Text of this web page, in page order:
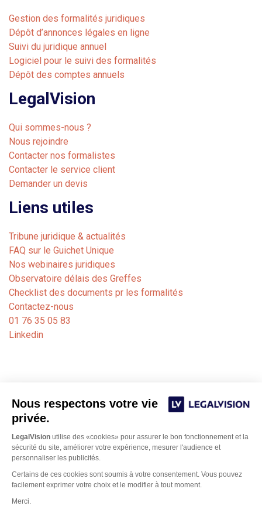
Nous respectons votre vie
privée.
LegalVision utilise des «cookies» pour assurer le bon fonctionnement et la
sécurité du site, améliorer votre expérience, mesurer l'audience et
personnaliser les publicités.
Certains de ces cookies sont soumis à votre consentement. Vous pouvez
facilement exprimer votre choix et le modifier à tout moment.
Merci.
Gestion des formalités juridiques
Dépôt d’annonces légales en ligne
Suivi du juridique annuel
Logiciel pour le suivi des formalités
Dépôt des comptes annuels
LegalVision
Qui sommes-nous ?
Nous rejoindre
Contacter nos formalistes
Contacter le service client
Demander un devis
Liens utiles
Tribune juridique & actualités
FAQ sur le Guichet Unique
Nos webinaires juridiques
Observatoire délais des Greffes
Checklist des documents pr les formalités
Contactez-nous
01 76 35 05 83
Linkedin
Notre cabinet de formalités juridiques est dédié aux
avocats, experts-comptables et notaires. Nos juristes